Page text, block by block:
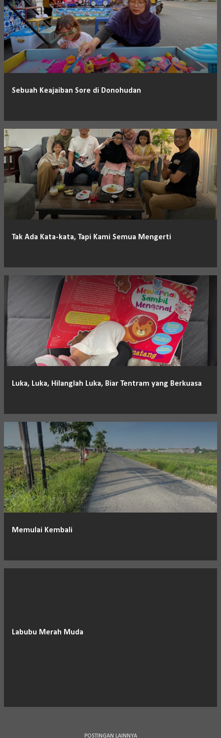
Sebuah Keajaiban Sore di Donohudan
Tak Ada Kata-kata, Tapi Kami Semua Mengerti
Luka, Luka, Hilanglah Luka, Biar Tentram yang Berkuasa
Memulai Kembali
Labubu Merah Muda
POSTINGAN LAINNYA